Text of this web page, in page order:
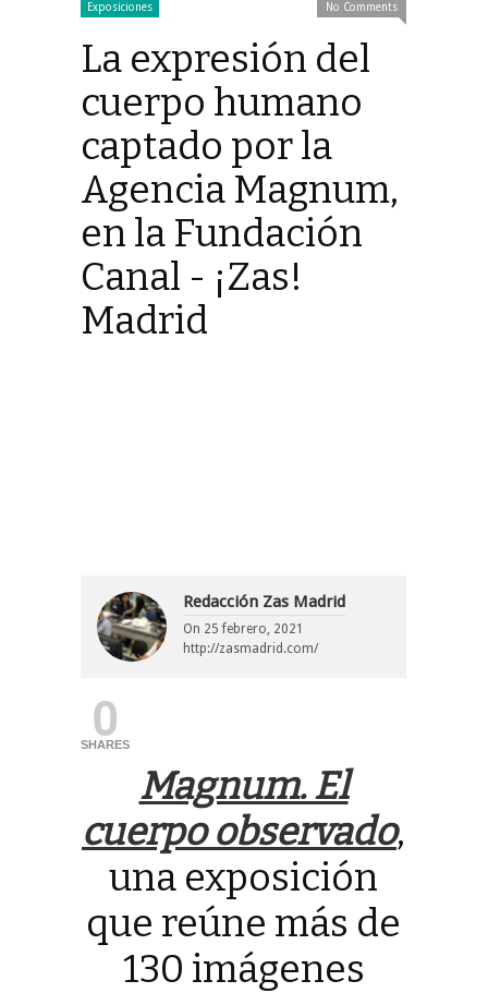
Exposiciones No Comments
La expresión del
cuerpo humano
captado por la
Agencia Magnum,
en la Fundación
Canal - ¡Zas!
Madrid
Redacción Zas Madrid
On 25 febrero, 2021
http://zasmadrid.com/
0
SHARES
Magnum. El
cuerpo observado,
una exposición
que reúne más de
130 imágenes